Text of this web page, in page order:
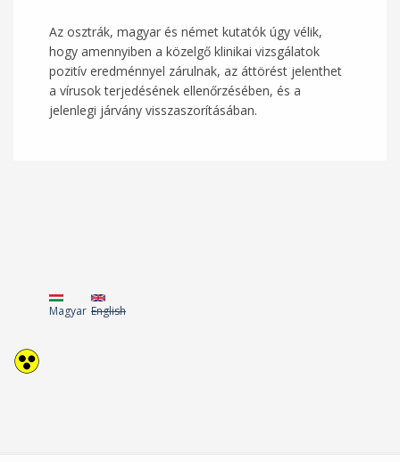
Az osztrák, magyar és német kutatók úgy vélik,
hogy amennyiben a közelgő klinikai vizsgálatok
pozitív eredménnyel zárulnak, az áttörést jelenthet
a vírusok terjedésének ellenőrzésében, és a
jelenlegi járvány visszaszorításában.
Magyar English